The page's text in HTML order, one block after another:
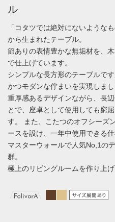
ル
「コタツでは絶対にないような
から生まれたテーブル。
節ありの表情豊かな無垢材を、
で仕上げています。
シンプルな長方形のテーブルで
かつモダンな佇まいを実現しまし
重厚感あるデザインながら、長
とで、座卓として使用しても窮
す。 また、こたつのオフシーズ
ースを設け、一年中使用できる仕
マスターウォールで人気No,1の
群。
極上のリビングルームを作り上げ